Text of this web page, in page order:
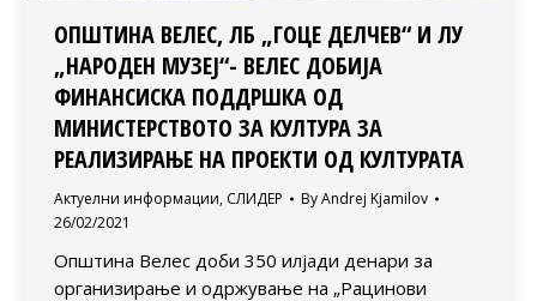
ОПШТИНА ВЕЛЕС, ЛБ „ГОЦЕ ДЕЛЧЕВ“ И ЛУ
„НАРОДЕН МУЗЕЈ“- ВЕЛЕС ДОБИЈА
ФИНАНСИСКА ПОДДРШКА ОД
МИНИСТЕРСТВОТО ЗА КУЛТУРА ЗА
РЕАЛИЗИРАЊЕ НА ПРОЕКТИ ОД КУЛТУРАТА
Актуелни информации, СЛИДЕР ByAndrej Kjamilov
26/02/2021
Општина Велес доби 350 илјади денари за
организирање и одржување на „Рацинови